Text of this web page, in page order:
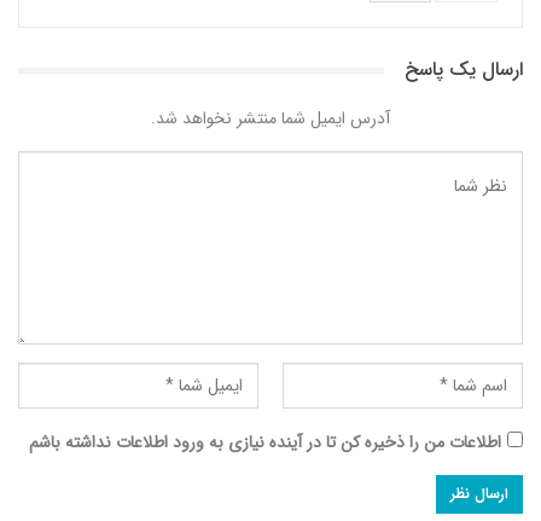
ارسال یک پاسخ
آدرس ایمیل شما منتشر نخواهد شد.
اطلاعات من را ذخیره کن تا در آینده نیازی به ورود اطلاعات نداشته باشم